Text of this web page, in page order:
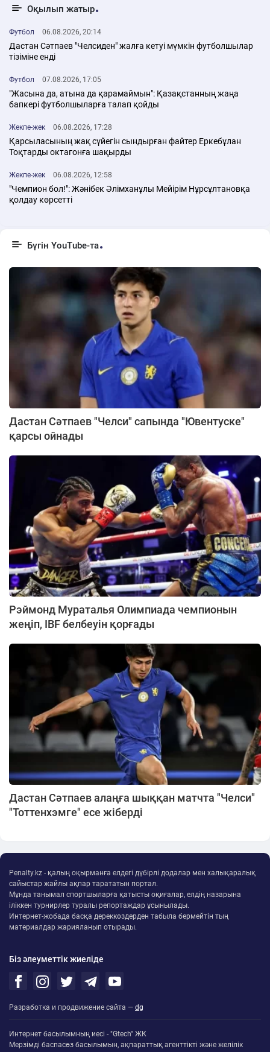
Оқылып жатыр
Футбол 06.08.2026, 20:14
Дастан Сәтпаев "Челсиден" жалға кетуі мүмкін футболшылар
тізіміне енді
Футбол 07.08.2026, 17:05
"Жасына да, атына да қарамаймын": Қазақстанның жаңа
бапкері футболшыларға талап қойды
Жекпе-жек 06.08.2026, 17:28
Қарсыласының жақ сүйегін сындырған файтер Еркебұлан
Тоқтарды октагонға шақырды
Жекпе-жек 06.08.2026, 12:58
"Чемпион бол!": Жәнібек Әлімханұлы Мейірім Нұрсұлтановқа
қолдау көрсетті
Бүгін YouTube-та
Дастан Сәтпаев "Челси" сапында "Ювентуске"
қарсы ойнады
Рэймонд Мураталья Олимпиада чемпионын
жеңіп, IBF белбеуін қорғады
Дастан Сәтпаев алаңға шыққан матчта "Челси"
"Тоттенхэмге" есе жіберді
Penalty.kz - қалың оқырманға елдегі дүбірлі додалар мен халықаралық
сайыстар жайлы ақпар тарататын портал.
Мұнда танымал спортшыларға қатысты оқиғалар, елдің назарына
іліккен турнирлер туралы репортаждар ұсынылады.
Интернет-жобада басқа дереккөздерден табыла бермейтін тың
материалдар жарияланып отырады.
Біз әлеуметтік жиеліде
Разработка и продвижение сайта — dg
Интернет басылымның иесі - "Gtech" ЖК
Мерзімді баспасөз басылымын, ақпараттық агенттікті және желілік